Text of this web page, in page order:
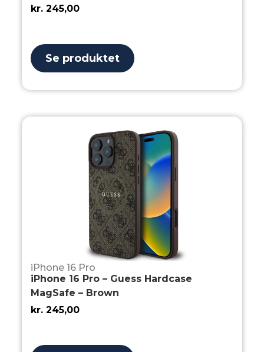
kr. 245,00
Se produktet
iPhone 16 Pro
iPhone 16 Pro – Guess Hardcase
MagSafe – Brown
kr. 245,00